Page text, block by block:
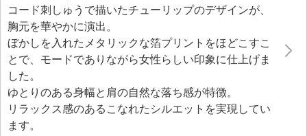
コード刺しゅうで描いたチューリップのデザインが、
胸元を華やかに演出。
ぼかしを入れたメタリックな箔プリントをほどこすこ
とで、モードでありながら女性らしい印象に仕上げま
した。
ゆとりのある身幅と肩の自然な落ち感が特徴。
リラックス感のあるこなれたシルエットを実現してい
ます。